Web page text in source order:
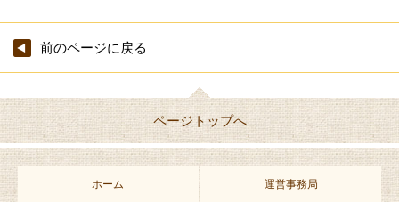
前のページに戻る
ページトップへ
ホーム 運営事務局